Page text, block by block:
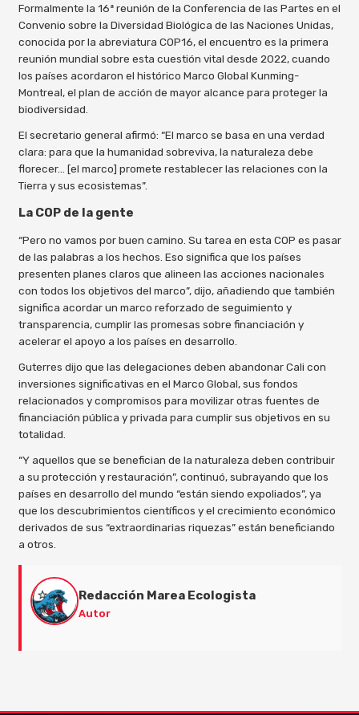
Formalmente la 16ª reunión de la Conferencia de las Partes en el
Convenio sobre la Diversidad Biológica de las Naciones Unidas,
conocida por la abreviatura COP16, el encuentro es la primera
reunión mundial sobre esta cuestión vital desde 2022, cuando
los países acordaron el histórico Marco Global Kunming-
Montreal, el plan de acción de mayor alcance para proteger la
biodiversidad.
El secretario general afirmó: “El marco se basa en una verdad
clara: para que la humanidad sobreviva, la naturaleza debe
florecer… [el marco] promete restablecer las relaciones con la
Tierra y sus ecosistemas”.
La COP de la gente
“Pero no vamos por buen camino. Su tarea en esta COP es pasar
de las palabras a los hechos. Eso significa que los países
presenten planes claros que alineen las acciones nacionales
con todos los objetivos del marco”, dijo, añadiendo que también
significa acordar un marco reforzado de seguimiento y
transparencia, cumplir las promesas sobre financiación y
acelerar el apoyo a los países en desarrollo.
Guterres dijo que las delegaciones deben abandonar Cali con
inversiones significativas en el Marco Global, sus fondos
relacionados y compromisos para movilizar otras fuentes de
financiación pública y privada para cumplir sus objetivos en su
totalidad.
“Y aquellos que se benefician de la naturaleza deben contribuir
a su protección y restauración”, continuó, subrayando que los
países en desarrollo del mundo “están siendo expoliados”, ya
que los descubrimientos científicos y el crecimiento económico
derivados de sus “extraordinarias riquezas” están beneficiando
a otros.
Redacción Marea Ecologista
Autor